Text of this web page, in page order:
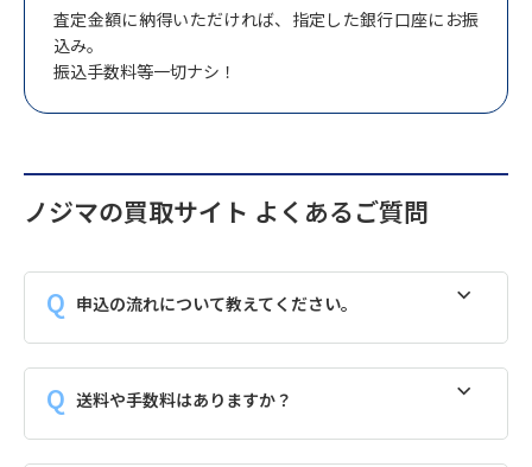
査定金額に納得いただければ、指定した銀行口座にお振
込み。
振込手数料等一切ナシ！
ノジマの買取サイト よくあるご質問
申込の流れについて教えてください。
送料や手数料はありますか？